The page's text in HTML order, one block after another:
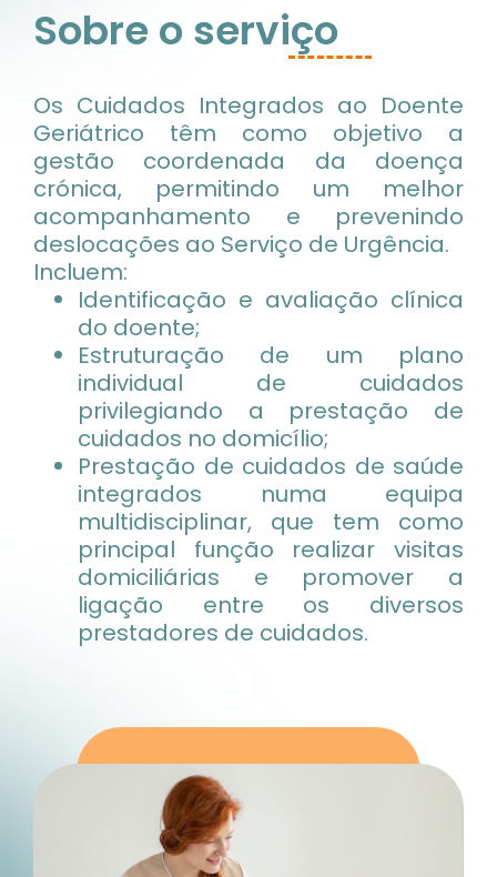
Sobre o serviço
Os Cuidados Integrados ao Doente
Geriátrico têm como objetivo a
gestão coordenada da doença
crónica, permitindo um melhor
acompanhamento e prevenindo
deslocações ao Serviço de Urgência.
Incluem:
Identificação e avaliação clínica
do doente;
Estruturação de um plano
individual de cuidados
privilegiando a prestação de
cuidados no domicílio;
Prestação de cuidados de saúde
integrados numa equipa
multidisciplinar, que tem como
principal função realizar visitas
domiciliárias e promover a
ligação entre os diversos
prestadores de cuidados.